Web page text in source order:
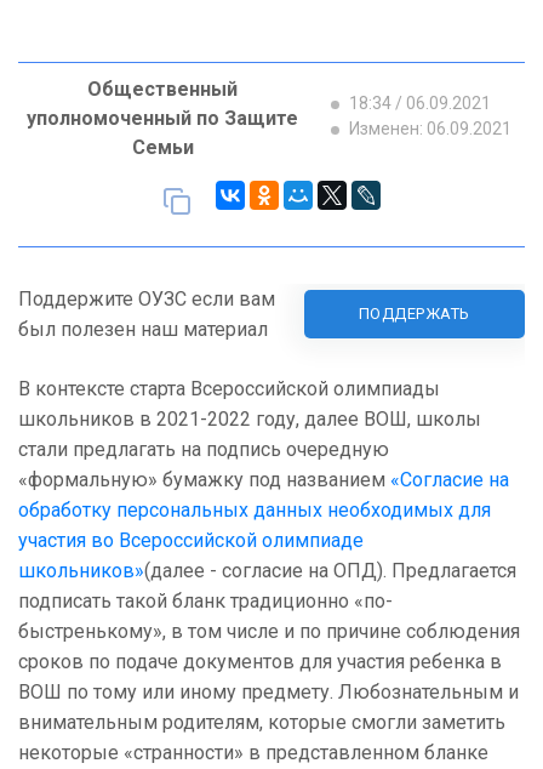
Общественный
уполномоченный по Защите
Семьи
18:34 / 06.09.2021
Изменен: 06.09.2021
Поддержите ОУЗС если вам
был полезен наш материал
ПОДДЕРЖАТЬ
В контексте старта Всероссийской олимпиады
школьников в 2021-2022 году, далее ВОШ, школы
стали предлагать на подпись очередную
«формальную» бумажку под названием «Согласие на
обработку персональных данных необходимых для
участия во Всероссийской олимпиаде
школьников»(далее - согласие на ОПД). Предлагается
подписать такой бланк традиционно «по-
быстренькому», в том числе и по причине соблюдения
сроков по подаче документов для участия ребенка в
ВОШ по тому или иному предмету. Любознательным и
внимательным родителям, которые смогли заметить
некоторые «странности» в представленном бланке